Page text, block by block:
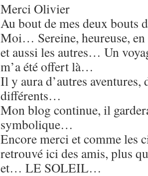
Merci Olivier
Au bout de mes deux
Moi… Sereine, heureuse,
et aussi les autres… Un
m’a été offert là…
Il y aura d’autres aventures,
différents…
Mon blog continue, il
symbolique…
Encore merci et comme les
retrouvé ici des amis, plus
et… LE SOLEIL…